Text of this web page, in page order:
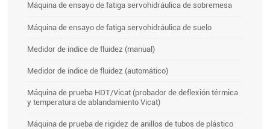
Máquina de ensayo de fatiga servohidráulica de sobremesa
Máquina de ensayo de fatiga servohidráulica de suelo
Medidor de índice de fluidez (manual)
Medidor de índice de fluidez (automático)
Máquina de prueba HDT/Vicat (probador de deflexión térmica
y temperatura de ablandamiento Vicat)
Máquina de prueba de rigidez de anillos de tubos de plástico